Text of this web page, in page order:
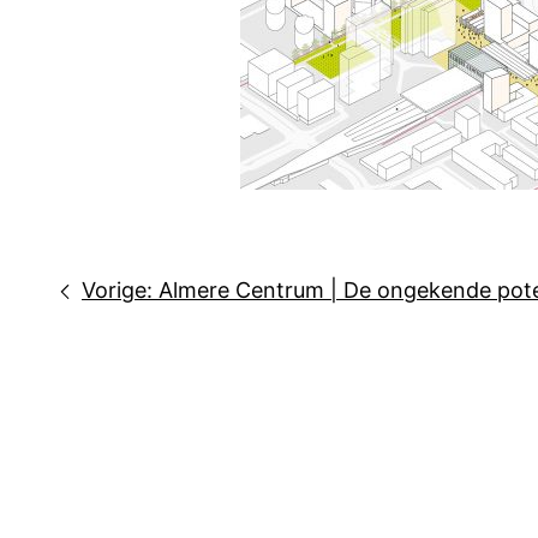
Bericht
Vorige: Almere Centrum | De ongekende